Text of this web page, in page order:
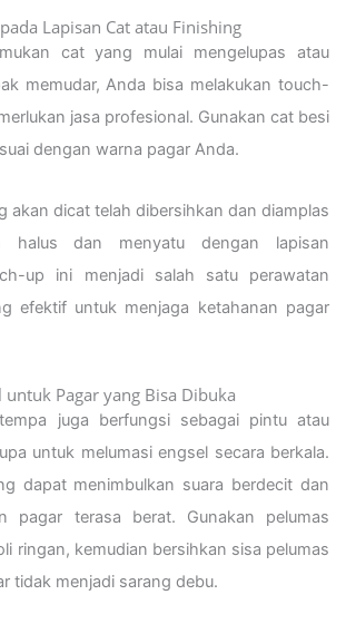
Lapisan Cat atau Finishing
cat yang mulai mengelupas atau
memudar, Anda bisa melakukan touch-
jasa profesional. Gunakan cat besi
dengan warna pagar Anda.
akan dicat telah dibersihkan dan diamplas
halus dan menyatu dengan lapisan
up ini menjadi salah satu perawatan
efektif untuk menjaga ketahanan pagar
untuk Pagar yang Bisa Dibuka
juga berfungsi sebagai pintu atau
untuk melumasi engsel secara berkala.
dapat menimbulkan suara berdecit dan
pagar terasa berat. Gunakan pelumas
ringan, kemudian bersihkan sisa pelumas
tidak menjadi sarang debu.